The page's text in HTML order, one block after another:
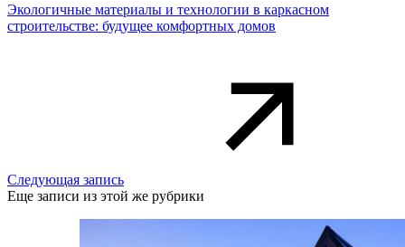
Экологичные материалы и технологии в каркасном
строительстве: будущее комфортных домов
Следующая запись
Еще записи из этой же рубрики